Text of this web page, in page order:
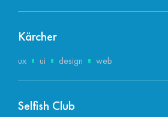
Kärcher
ux ui design web
Selfish Club